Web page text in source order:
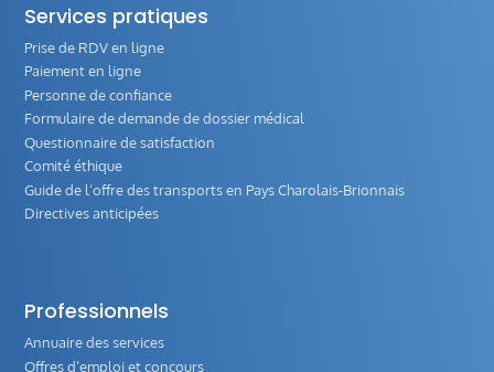
Services pratiques
Prise de RDV en ligne
Paiement en ligne
Personne de confiance
Formulaire de demande de dossier médical
Questionnaire de satisfaction
Comité éthique
Guide de l‘offre des transports en Pays Charolais-Brionnais
Directives anticipées
Professionnels
Annuaire des services
Offres d’emploi et concours